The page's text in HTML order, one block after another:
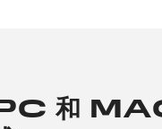
和 MAC